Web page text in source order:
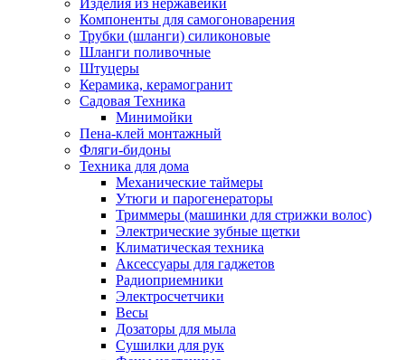
Изделия из нержавейки
Компоненты для самогоноварения
Трубки (шланги) силиконовые
Шланги поливочные
Штуцеры
Керамика, керамогранит
Садовая Техника
Минимойки
Пена-клей монтажный
Фляги-бидоны
Техника для дома
Механические таймеры
Утюги и парогенераторы
Триммеры (машинки для стрижки волос)
Электрические зубные щетки
Климатическая техника
Аксессуары для гаджетов
Радиоприемники
Электросчетчики
Весы
Дозаторы для мыла
Сушилки для рук